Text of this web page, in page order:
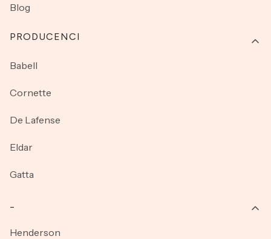
Blog
PRODUCENCI
Babell
Cornette
De Lafense
Eldar
Gatta
Henderson